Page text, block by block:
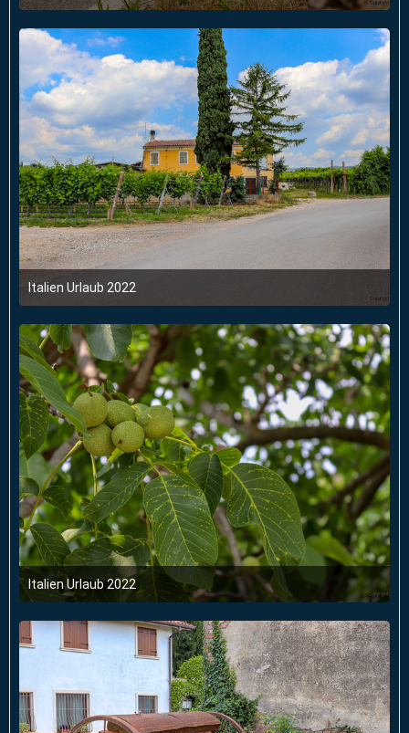
6. Juni 2022 um 03:47
Italien Urlaub 2022
6. Juni 2022 um 03:47
Italien Urlaub 2022
6. Juni 2022 um 03:47